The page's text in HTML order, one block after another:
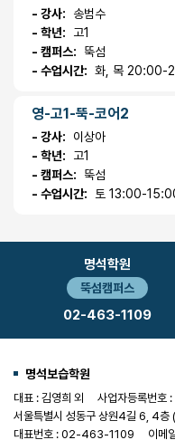
- 강사:
송범수
- 학년:
고1
- 캠퍼스:
뚝섬
- 수업시간: 화, 목 20:00-
영-고1-뚝-코어2
- 강사:
이상아
- 학년:
고1
- 캠퍼스:
뚝섬
- 수업시간:
토 13:00-
명석학원
뚝섬캠퍼스
02-463-1109
명석보습학원
대표 : 김영희 외
사업자등록번
서울특별시 성동구 상원4길 6, 4층
대표번호 : 02-463-1109
이메